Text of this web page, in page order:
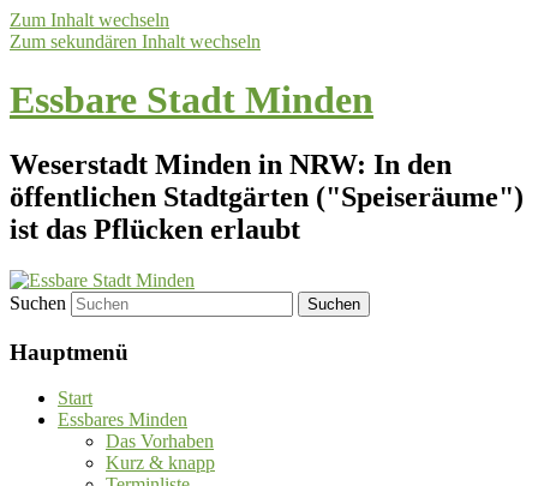
Zum Inhalt wechseln
Zum sekundären Inhalt wechseln
Essbare Stadt Minden
Weserstadt Minden in NRW: In den
öffentlichen Stadtgärten ("Speiseräume")
ist das Pflücken erlaubt
Suchen
Hauptmenü
Start
Essbares Minden
Das Vorhaben
Kurz & knapp